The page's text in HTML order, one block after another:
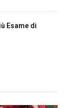
Esame di